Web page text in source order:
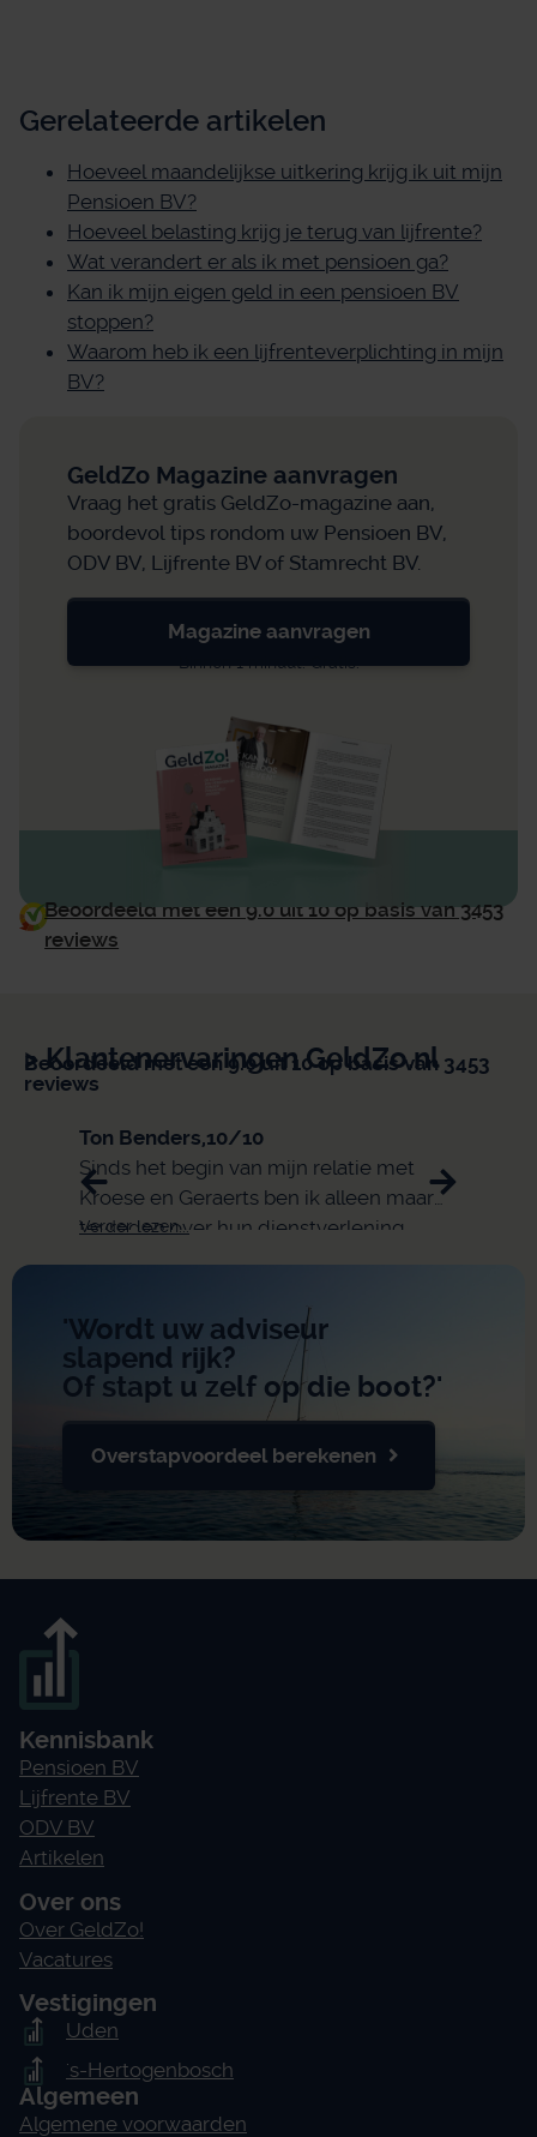
Gerelateerde artikelen
Hoeveel maandelijkse uitkering krijg ik uit mijn
Pensioen BV?
Hoeveel belasting krijg je terug van lijfrente?
Wat verandert er als ik met pensioen ga?
Kan ik mijn eigen geld in een pensioen BV
stoppen?
Waarom heb ik een lijfrenteverplichting in mijn
BV?
GeldZo Magazine aanvragen
Vraag het gratis GeldZo-magazine aan,
boordevol tips rondom uw Pensioen BV,
ODV BV, Lijfrente BV of Stamrecht BV.
Magazine aanvragen
Binnen 1 minuut. Gratis.
Beoordeeld met een 9.0 uit 10 op basis van 3453
reviews
> Klantenervaringen GeldZo.nl
Beoordeeld met een 9.0 uit 10 op basis van 3453
reviews
Ton Benders,10/10
Sinds het begin van mijn relatie met
Kroese en Geraerts ben ik alleen maar
tevreden over hun dienstverlening.
Verder lezen...
'Wordt uw adviseur
slapend rijk?
Of stapt u zelf op die boot?'
Overstapvoordeel berekenen
Kennisbank
Pensioen BV
Lijfrente BV
ODV BV
Artikelen
Over ons
Over GeldZo!
Vacatures
Vestigingen
Uden
's-Hertogenbosch
Algemeen
Algemene voorwaarden